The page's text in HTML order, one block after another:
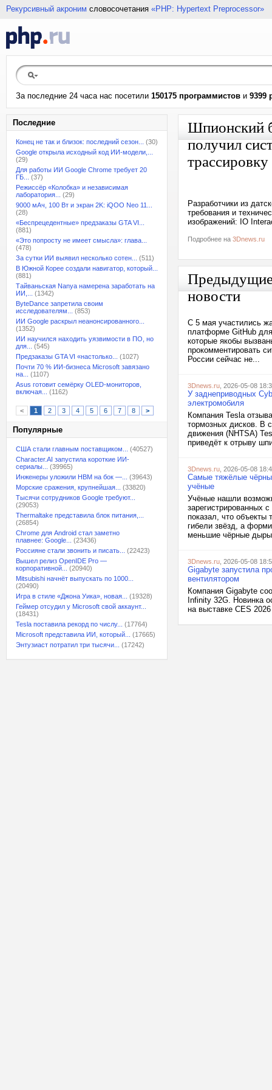
Рекурсивный акроним словосочетания «PHP: Hypertext Preprocessor»
За последние 24 часа нас посетили 150175 программистов и 9399
Последние
Конец не так и близок: последний сезон...
(30)
Google открыла исходный код ИИ-модели,...
(29)
Для работы ИИ Google Chrome требует 20
ГБ...
(37)
Режиссёр «Колобка» и независимая
лаборатория...
(29)
9000 мАч, 100 Вт и экран 2K: iQOO Neo 11...
(28)
«Беспрецедентные» предзаказы GTA VI...
(881)
«Это попросту не имеет смысла»: глава...
(478)
За сутки ИИ выявил несколько сотен...
(511)
В Южной Корее создали навигатор, который...
(881)
Тайваньская Nanya намерена заработать на
ИИ,...
(1342)
ByteDance запретила своим
исследователям...
(853)
ИИ Google раскрыл неанонсированного...
(1352)
ИИ научился находить уязвимости в ПО, но
для...
(545)
Предзаказы GTA VI «настолько...
(1027)
Почти 70 % ИИ-бизнеса Microsoft завязано
на...
(1107)
Asus готовит семёрку OLED-мониторов,
включая...
(1162)
< 1 2 3 4 5 6 7 8 >
Популярные
США стали главным поставщиком...
(40527)
Character.AI запустила короткие ИИ-
сериалы...
(39965)
Инженеры уложили HBM на бок —...
(39643)
Морские сражения, крупнейшая...
(33820)
Тысячи сотрудников Google требуют...
(29053)
Thermaltake представила блок питания,...
(26854)
Chrome для Android стал заметно
плавнее: Google...
(23436)
Россияне стали звонить и писать...
(22423)
Вышел релиз OpenIDE Pro —
корпоративной...
(20940)
Mitsubishi начнёт выпускать по 1000...
(20490)
Игра в стиле «Джона Уика», новая...
(19328)
Геймер отсудил у Microsoft свой аккаунт...
(18431)
Tesla поставила рекорд по числу...
(17764)
Microsoft представила ИИ, который...
(17665)
Энтузиаст потратил три тысячи...
(17242)
Шпионский
получил
Разработчики из
требования и
изображений: IO
Подробнее на 3Dnews.ru
новости
С 5 мая участились
платформе GitHub для
которые якобы
прокомментировать
России сейчас не...
3Dnews.ru , 2026-05-08
У заднеприводных
электромобиля
Компания Tesla
тормозных дисков. В
движения (NHTSA)
приведёт к отрыву
3Dnews.ru , 2026-05-08
Самые тяжёлые
учёные
Учёные нашли
зарегистрированных
показал, что
гибели звёзд, а
меньшие чёрные
3Dnews.ru , 2026-05-08
Gigabyte запустила
вентилятором
Компания Gigabyte
Infinity 32G. Новинка
на выставке CES